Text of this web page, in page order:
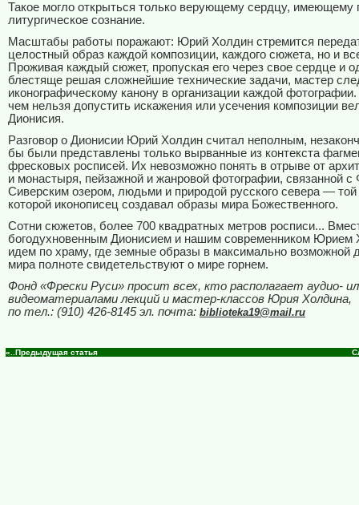
Такое могло открыться только верующему сердцу, имеющему
литургическое сознание.
Масштабы работы поражают: Юрий Холдин стремится
целостный образ каждой композиции, каждого сюжета, но и
Проживая каждый сюжет, пропуская его через свое сердце и
блестяще решая сложнейшие технические задачи, мастер
иконографическому канону в организации каждой
чем нельзя допустить искажения или усечения композиции
Дионисия.
Разговор о Дионисии Юрий Холдин считал неполным,
бы были представлены только вырванные из контекста
фресковых росписей. Их невозможно понять в отрыве от
и монастыря, пейзажной и жанровой фотографии, связанной с
Сиверским озером, людьми и природой русского севера — той
которой иконописец создавал образы мира Божественного.
Сотни сюжетов, более 700 квадратных метров росписи...
богодухновенным Дионисием и нашим современником
идем по храму, где земные образы в максимально возможной
мира полноте свидетельствуют о мире горнем.
Фонд «Фрески Руси» просит всех, кто располагает аудио-
видеоматериалами лекций и мастер-классов Юрия
по тел.: (910) 426-8145 эл. почта: biblioteka19@mail.ru
«..Предыдущая статья